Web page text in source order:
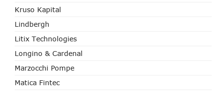
Kruso Kapital
Lindbergh
Litix Technologies
Longino & Cardenal
Marzocchi Pompe
Matica Fintec